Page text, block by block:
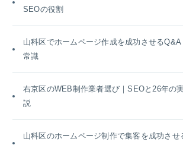
SEOの役割
山科区でホームページ作成を成功させる
常識
右京区のWEB制作業者選び｜SEOと26年の
説
山科区のホームページ制作で集客を成功さ